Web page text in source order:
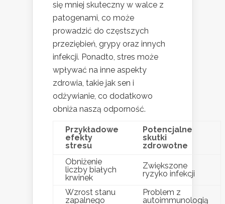
się mniej skuteczny w walce z
patogenami, co może
prowadzić do częstszych
przeziębień, grypy oraz innych
infekcji. Ponadto, stres może
wpływać na inne aspekty
zdrowia, takie jak sen i
odżywianie, co dodatkowo
obniża naszą odporność.
Przykładowe
efekty
stresu
Potencjalne
skutki
zdrowotne
Obniżenie
liczby białych
krwinek
Zwiększone
ryzyko infekcji
Wzrost stanu
zapalnego
Problem z
autoimmunologią